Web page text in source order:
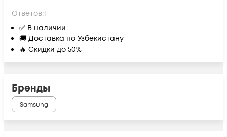
Ответов:1
✅ В наличии
🚚 Доставка по Узбекистану
🔥 Скидки до 50%
Бренды
Samsung